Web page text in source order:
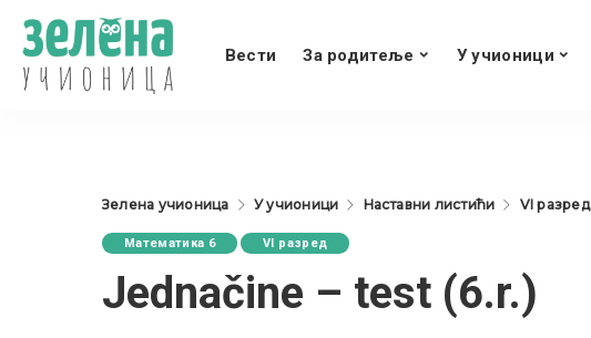
Вести За родитеље У учионици
Зелена учионица У учионици Наставни листићи VI разред
Математика 6 VI разред
Jednačine – test (6.r.)